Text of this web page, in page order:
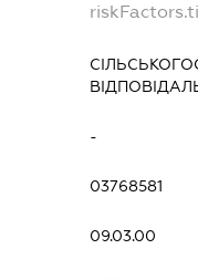
-
03768581
09.03.00